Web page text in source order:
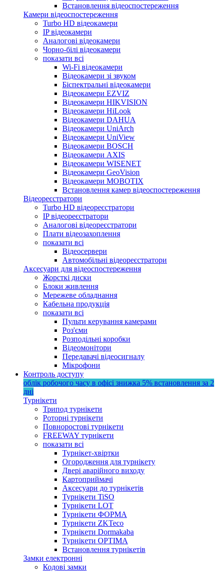
Встановлення відеоспостереження
Камери відеоспостереження
Turbo HD відеокамери
IP відеокамери
Аналогові відеокамери
Чорно-білі відеокамери
показати всі
Wi-Fi відеокамери
Відеокамери зі звуком
Біспектральні відеокамери
Відеокамери EZVIZ
Відеокамери HIKVISION
Відеокамери HiLook
Відеокамери DAHUA
Відеокамери UniArch
Відеокамери UniView
Відеокамери BOSCH
Відеокамери AXIS
Відеокамери WISENET
Відеокамери GeoVision
Відеокамери MOBOTIX
Встановлення камер відеоспостереження
Відеореєстратори
Turbo HD відеореєстратори
IP відеореєстратори
Аналогові відеореєстратори
Плати відеозахоплення
показати всі
Відеосервери
Автомобільні відеореєстратори
Аксесуари для відеоспостереження
Жорсткі диски
Блоки живлення
Мережеве обладнання
Кабельна продукція
показати всі
Пульти керування камерами
Роз'єми
Розподільні коробки
Відеомонітори
Передавачі відеосигналу
Мікрофони
Контроль доступу
облік робочого часу в офісі знижка 5% встановлення за 2
дні
Турнікети
Трипод турнікети
Роторні турнікети
Повноростові турнікети
FREEWAY турнікети
показати всі
Турнікет-хвіртки
Огородження для турнікету
Двері аварійного виходу
Картоприймачі
Аксесуари до турнікетів
Турнікети TiSO
Турнікети LOT
Турнікети ФОРМА
Турнікети ZKTeco
Турнікети Dormakaba
Турнікети OPTIMA
Встановлення турнікетів
Замки електронні
Кодові замки